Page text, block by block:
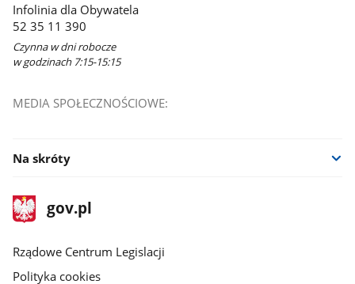
Infolinia dla Obywatela
52 35 11 390
Czynna w dni robocze
w godzinach 7:15-15:15
MEDIA SPOŁECZNOŚCIOWE:
Na skróty
stopka
gov.plStrona
gov.pl
Rządowe Centrum Legislacji
Polityka cookies